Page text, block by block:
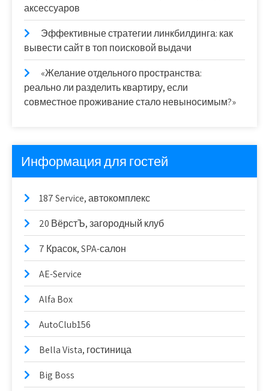
аксессуаров
Эффективные стратегии линкбилдинга: как
вывести сайт в топ поисковой выдачи
«Желание отдельного пространства:
реально ли разделить квартиру, если
совместное проживание стало невыносимым?»
Информация для гостей
187 Service, автокомплекс
20 ВёрстЪ, загородный клуб
7 Красок, SPA-салон
AE-Service
Alfa Box
AutoClub156
Bella Vista, гостиница
Big Boss